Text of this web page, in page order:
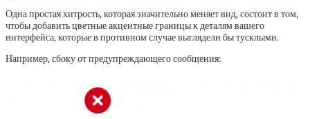
Одна простая хитрость, которая значительно меняет вид, состоит в том,
чтобы добавить цветные акцентные границы к деталям вашего
интерфейса, которые в противном случае выглядели бы тусклыми.
Например, сбоку от предупреждающего сообщения: